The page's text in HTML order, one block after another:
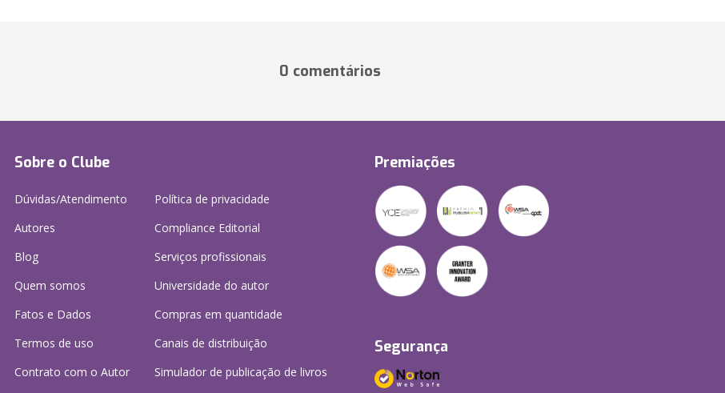
0 comentários
Sobre o Clube
Dúvidas/Atendimento
Autores
Blog
Quem somos
Fatos e Dados
Termos de uso
Contrato com o Autor
Política de privacidade
Compliance Editorial
Serviços profissionais
Universidade do autor
Compras em quantidade
Canais de distribuição
Simulador de publicação de livros
Premiações
Segurança